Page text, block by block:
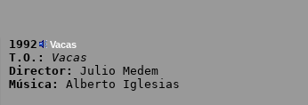
1992 Vacas
T.O.:
Vacas
Director:
Julio Medem
Música:
Alberto Iglesias